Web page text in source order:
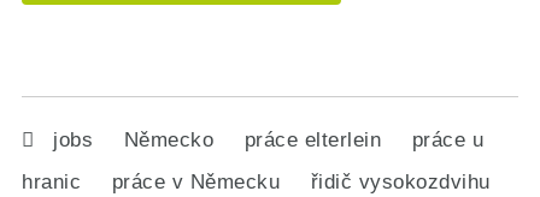
jobs Německo práce elterlein
práce u
hranic
práce v Německu
řidič vysokozdvihu